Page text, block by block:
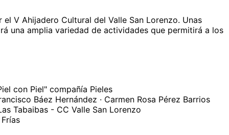
V Ahijadero Cultural del Valle San Lorenzo. Unas
una amplia variedad de actividades que permitirá a los
con Piel" compañía Pieles
Báez Hernández · Carmen Rosa Pérez Barrios
Tabaibas - CC Valle San Lorenzo